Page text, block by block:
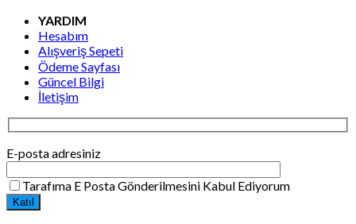
YARDIM
Hesabım
Alışveriş Sepeti
Ödeme Sayfası
Güncel Bilgi
İletişim
E-posta adresiniz
Tarafıma E Posta Gönderilmesini Kabul Ediyorum